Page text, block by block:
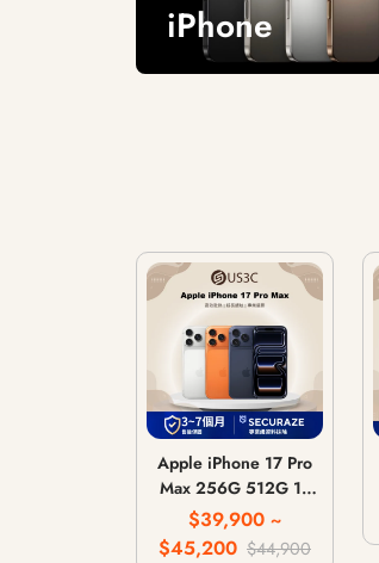
iPhone
Apple iPhone 17 Pro
Max 256G 512G 1T
2T
$39,900 ~
$45,200 $44,900